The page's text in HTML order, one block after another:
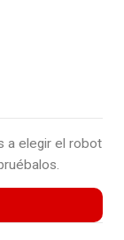
a elegir el robot